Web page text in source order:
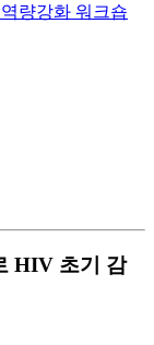
량강화 워크숍
HIV 초기 감